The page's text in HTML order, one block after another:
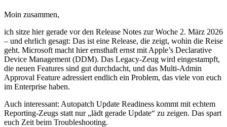
Moin zusammen,
ich sitze hier gerade vor den Release Notes zur Woche 2. März 2026
– und ehrlich gesagt: Das ist eine Release, die zeigt, wohin die Reise
geht. Microsoft macht hier ernsthaft ernst mit Apple’s Declarative
Device Management (DDM). Das Legacy-Zeug wird eingestampft,
die neuen Features sind gut durchdacht, und das Multi-Admin
Approval Feature adressiert endlich ein Problem, das viele von euch
im Enterprise haben.
Auch interessant: Autopatch Update Readiness kommt mit echtem
Reporting-Zeugs statt nur „lädt gerade Update“ zu zeigen. Das spart
euch Zeit beim Troubleshooting.